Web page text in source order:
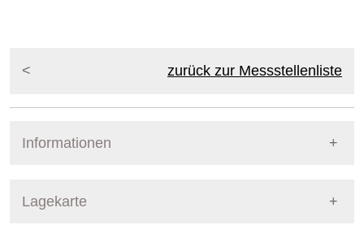
zurück zur Messstellenliste
Informationen
Lagekarte